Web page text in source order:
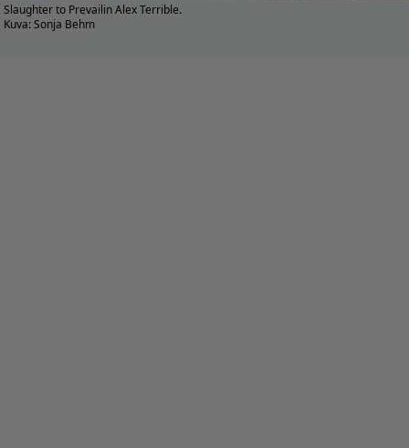
Slaughter to Prevailin Alex Terrible.
Kuva: Sonja Behm